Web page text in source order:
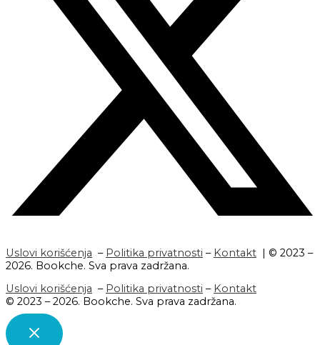
Uslovi korišćenja – Politika privatnosti – Kontakt | © 2023 –
2026. Bookche. Sva prava zadržana.
Uslovi korišćenja – Politika privatnosti – Kontakt
© 2023 – 2026. Bookche. Sva prava zadržana.